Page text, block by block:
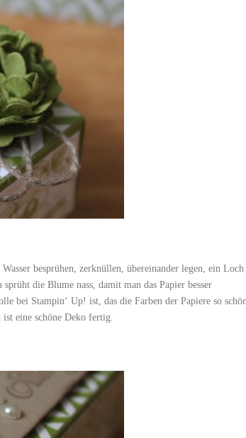
besprühen, zerknüllen, übereinander legen, ein Loch
die Blume nass, damit man das Papier besser
bei Stampin‘ Up! ist, das die Farben der Papiere so
ist eine schöne Deko fertig.